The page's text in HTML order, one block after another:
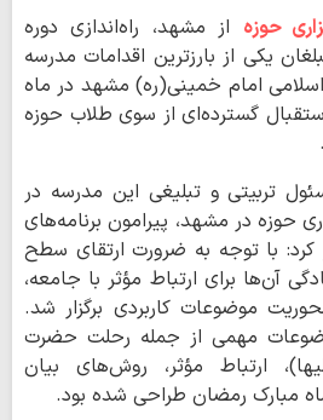
حوزه از مشهد، راه‌اندازی دوره
یکی از بارزترین اقدامات مدرسه
امام خمینی(ره) مشهد در ماه
گسترده‌ای از سوی طلاب حوزه
تربیتی و تبلیغی این مدرسه در
حوزه در مشهد، پیرامون برنامه‌های
با توجه به ضرورت ارتقای سطح
آن‌ها برای ارتباط مؤثر با جامعه،
موضوعات کاربردی برگزار شد.
مهمی از جمله رحلت حضرت
ارتباط مؤثر، روش‌های بیان
ماه مبارک رمضان طراحی شده بود.